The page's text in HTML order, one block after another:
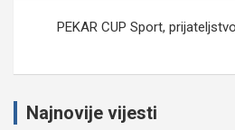
PEKAR CUP Sport,
Najnovije vijesti